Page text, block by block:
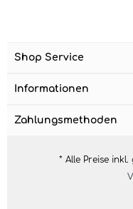
Shop Service
Informationen
Zahlungsmethoden
* Alle Preise